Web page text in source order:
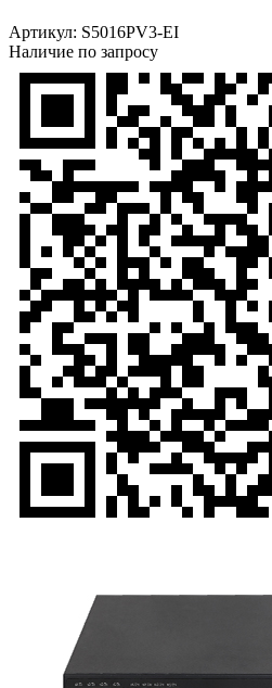
Артикул: S5016PV3-EI
Наличие по запросу